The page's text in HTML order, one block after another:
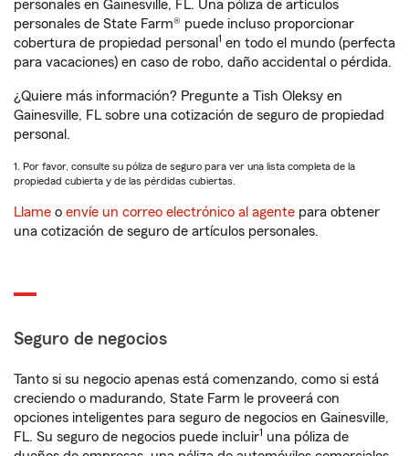
personales en Gainesville, FL. Una póliza de artículos
personales de State Farm® puede incluso proporcionar
cobertura de propiedad personal 1 en todo el mundo (perfecta
para vacaciones) en caso de robo, daño accidental o pérdida.
¿Quiere más información? Pregunte a Tish Oleksy en
Gainesville, FL sobre una cotización de seguro de propiedad
personal.
1. Por favor, consulte su póliza de seguro para ver una lista completa de la
propiedad cubierta y de las pérdidas cubiertas.
Llame o envíe un correo electrónico al agente para obtener
una cotización de seguro de artículos personales.
Seguro de negocios
Tanto si su negocio apenas está comenzando, como si está
creciendo o madurando, State Farm le proveerá con
opciones inteligentes para seguro de negocios en Gainesville,
FL. Su seguro de negocios puede incluir1 una póliza de